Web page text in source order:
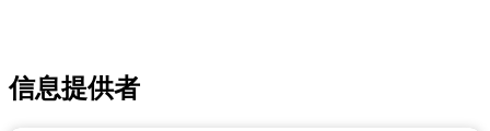
信息提供者